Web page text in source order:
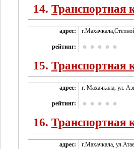
14.
адрес:
рейтинг:
15. Транспортная
адрес: г. Махачкала, ул.
рейтинг:
16. Транспортная
адрес: г.Махачкала,